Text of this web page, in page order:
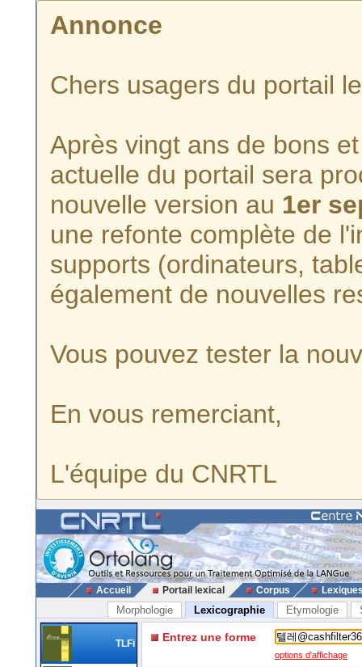
Annonce
Chers usagers du portail
Après vingt ans de bons
actuelle du portail sera
nouvelle version au 1er
une refonte complète de
supports (ordinateurs,
également de nouvelles
Vous pouvez tester la
En vous remerciant,
L'équipe du CNRTL
Accueil Portail lexical Corpus
Morphologie Lexicographie Etymologie
TLFi Entrez une forme
options d'affichage